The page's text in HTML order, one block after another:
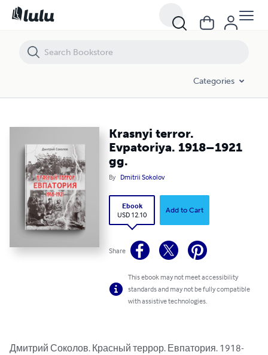
Categories
Krasnyi terror.
Evpatoriya. 1918–1921
gg.
By Dmitrii Sokolov
Ebook
USD 12.10
Add to Cart
Share
This ebook may not meet accessibility
standards and may not be fully compatible
with assistive technologies.
Дмитрий Соколов. Красный террор. Евпатория. 1918-
Krasnyi terror. Evpatoriya. 1918–1921 gg.